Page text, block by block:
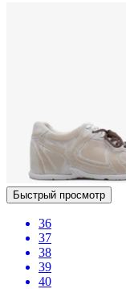
Быстрый просмотр
36
37
38
39
40